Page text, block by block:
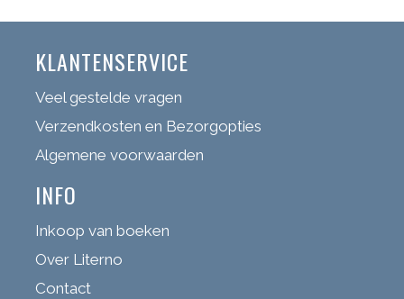
KLANTENSERVICE
Veel gestelde vragen
Verzendkosten en Bezorgopties
Algemene voorwaarden
INFO
Inkoop van boeken
Over Literno
Contact